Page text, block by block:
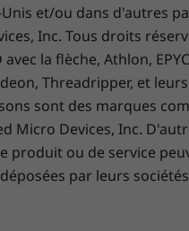
accessoires essentiels de
souris et un clavier de
3i présente une
En plus
et 3.0, il dispose d’un
sortie HDMI, au cas
d’un deuxième
et/ou dans d'autres
Inc. Tous droits
la flèche, Athlon,
Threadripper, et leurs
sont des marques
Micro Devices, Inc.
produit ou de service
par leurs